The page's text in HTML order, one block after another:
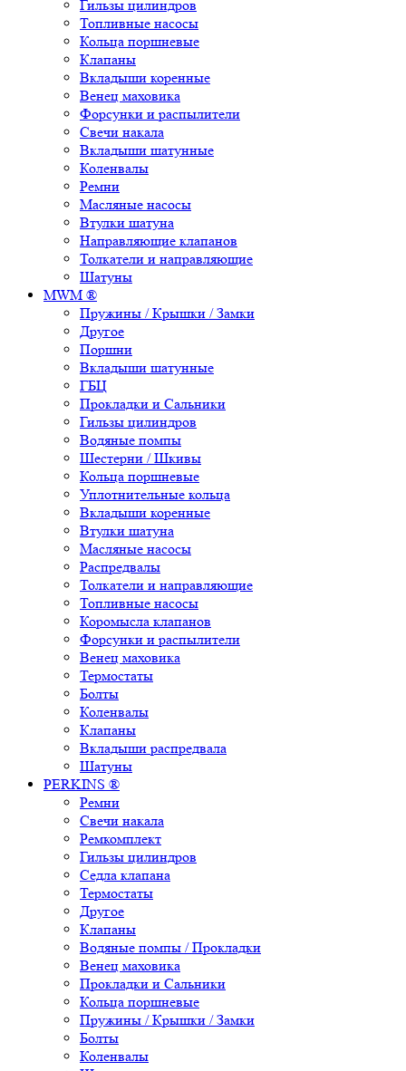
Гильзы цилиндров
Топливные насосы
Кольца поршневые
Клапаны
Вкладыши коренные
Венец маховика
Форсунки и распылители
Свечи накала
Вкладыши шатунные
Коленвалы
Ремни
Масляные насосы
Втулки шатуна
Направляющие клапанов
Толкатели и направляющие
Шатуны
MWM ®
Пружины / Крышки / Замки
Другое
Поршни
Вкладыши шатунные
ГБЦ
Прокладки и Сальники
Гильзы цилиндров
Водяные помпы
Шестерни / Шкивы
Кольца поршневые
Уплотнительные кольца
Вкладыши коренные
Втулки шатуна
Масляные насосы
Распредвалы
Толкатели и направляющие
Топливные насосы
Коромысла клапанов
Форсунки и распылители
Венец маховика
Термостаты
Болты
Коленвалы
Клапаны
Вкладыши распредвала
Шатуны
PERKINS ®
Ремни
Свечи накала
Ремкомплект
Гильзы цилиндров
Седла клапана
Термостаты
Другое
Клапаны
Водяные помпы / Прокладки
Венец маховика
Прокладки и Сальники
Кольца поршневые
Пружины / Крышки / Замки
Болты
Коленвалы